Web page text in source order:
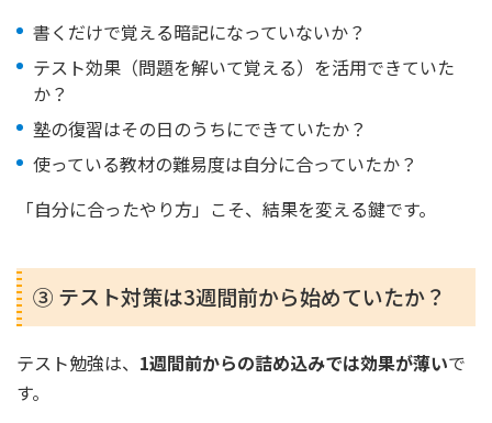
書くだけで覚える暗記になっていないか？
テスト効果（問題を解いて覚える）を活用できていた
か？
塾の復習はその日のうちにできていたか？
使っている教材の難易度は自分に合っていたか？
「自分に合ったやり方」こそ、結果を変える鍵です。
③ テスト対策は3週間前から始めていたか？
テスト勉強は、 1週間前からの詰め込みでは効果が薄いで
す。